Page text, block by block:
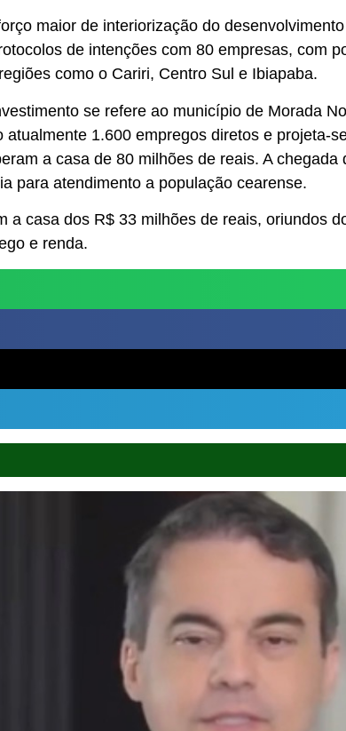
maior de interiorização do
de intenções com 80 empresas, com
como o Cariri, Centro Sul e Ibiapaba.
se refere ao município de Morada
1.600 empregos diretos e
a casa de 80 milhões de reais. A
para atendimento a população cearense.
a casa dos R$ 33 milhões de reais, oriundos
e renda.